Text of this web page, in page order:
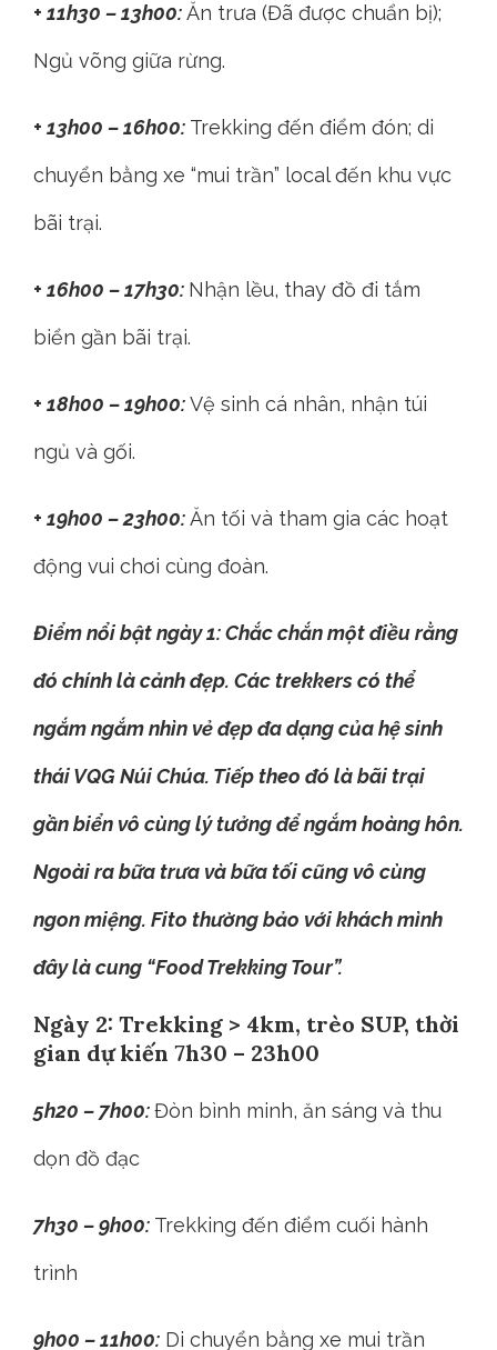
+ 11h30 – 13h00:Ăn trưa (Đã được chuẩn bị);
Ngủ võng giữa rừng.
+ 13h00 – 16h00: Trekking đến điểm đón; di
chuyển bằng xe “mui trần” local đến khu vực
bãi trại.
+ 16h00 – 17h30: Nhận lều, thay đồ đi tắm
biển gần bãi trại.
+ 18h00 – 19h00:Vệ sinh cá nhân, nhận túi
ngủ và gối.
+ 19h00 – 23h00:Ăn tối và tham gia các hoạt
động vui chơi cùng đoàn.
Điểm nổi bật ngày 1: Chắc chắn một điều rằng
đó chính là cảnh đẹp. Các trekkers có thể
ngắm ngắm nhìn vẻ đẹpđa dạng của hệ sinh
thái VQG Núi Chúa. Tiếp theo đó là bãi trại
gần biển vô cùng lý tưởng để ngắm hoàng hôn.
Ngoài ra bữa trưa và bữa tối cũng vô cùng
ngon miệng. Fito thường bảo với khách mình
đây là cung “Food Trekking Tour”.
Ngày 2: Trekking > 4km, trèo SUP, thời
gian dự kiến 7h30 – 23h00
5h20 – 7h00:Đòn bình minh, ăn sáng và thu
dọn đồ đạc
7h30 – 9h00: Trekking đến điểm cuối hành
trình
9h00 – 11h00: Di chuyển bằng xe mui trần